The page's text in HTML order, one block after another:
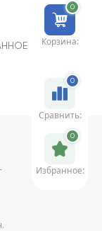
0
Корзина:
0
Сравнить:
0
Избранное: